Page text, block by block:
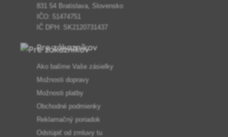
831 54 Bratislava, Slovensko
IČO: 51474751
IČ DPH: SK2120731437
Pre zákazníkov
Ako balíme Vaše zásielky
Možnosti dopravy
Možnosti platby
Obchodné podmienky
Reklamačný poriadok
Odstúpiť od zmluvy tu